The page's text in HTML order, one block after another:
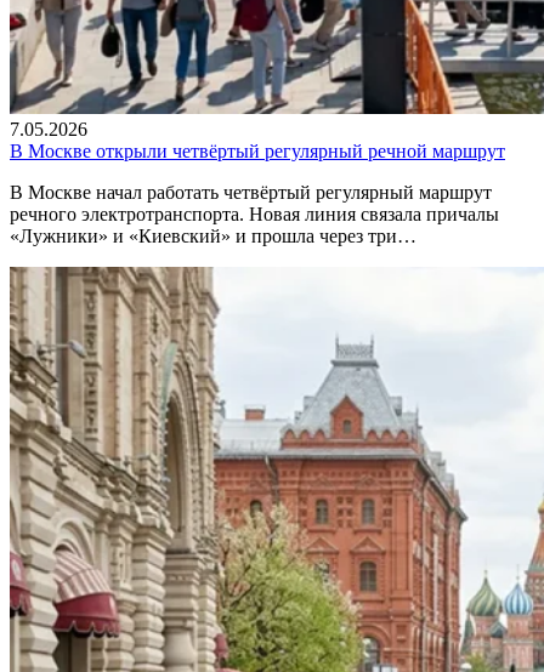
7.05.2026
В Москве открыли четвёртый регулярный речной маршрут
В Москве начал работать четвёртый регулярный маршрут
речного электротранспорта. Новая линия связала причалы
«Лужники» и «Киевский» и прошла через три…